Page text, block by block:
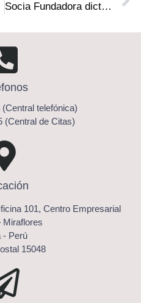
Socia Fundadora dicta Charla Magistral para el Diplomado de Gestión Estratégica de Instituciones de Salud de la Universidad Peruana Cayetano Heredia
telefónica)
(Central de Citas)
101, Centro Empresarial
Miraflores
- Perú
15048